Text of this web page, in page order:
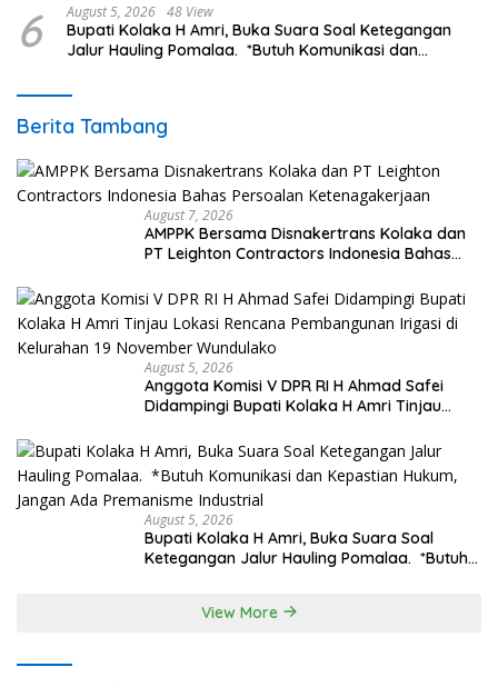
6 August 5, 2026 48 View
Bupati Kolaka H Amri, Buka Suara Soal Ketegangan
Jalur Hauling Pomalaa. *Butuh Komunikasi dan
Berita Tambang
August 7, 2026
AMPPK Bersama Disnakertrans Kolaka dan
PT Leighton Contractors Indonesia Bahas
August 5, 2026
Anggota Komisi V DPR RI H Ahmad Safei
Didampingi Bupati Kolaka H Amri Tinjau
Kelurahan 19 November Wundulako
August 5, 2026
Bupati Kolaka H Amri, Buka Suara Soal
Ketegangan Jalur Hauling Pomalaa. *Butuh
View More